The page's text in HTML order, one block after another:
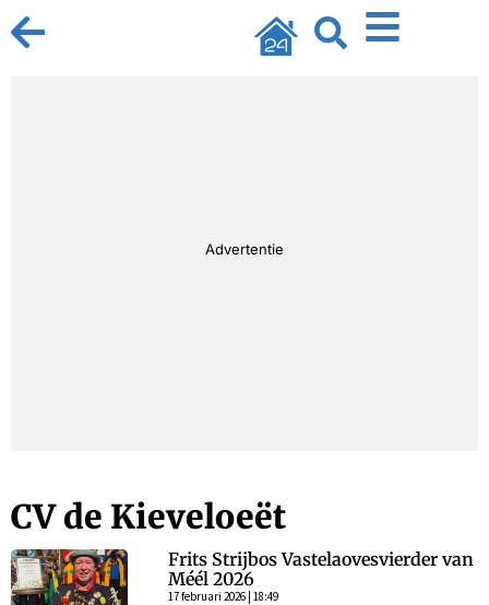
Advertentie
CV de Kieveloeët
Frits Strijbos Vastelaovesvierder van
Méél 2026
17 februari 2026 | 18:49